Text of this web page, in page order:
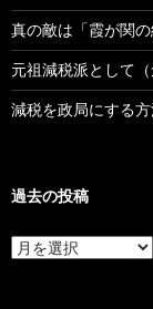
真の敵は「霞が関
元祖減税派として（
減税を政局にする方
過去の投稿
過
去